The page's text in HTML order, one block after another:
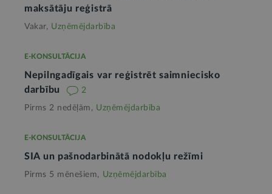
maksātāju reģistrā
Vakar, Uzņēmējdarbība
E-KONSULTĀCIJA
Nepilngadīgais var reģistrēt saimniecisko
darbību
2
Pirms 2 nedēļām, Uzņēmējdarbība
E-KONSULTĀCIJA
SIA un pašnodarbinātā nodokļu režīmi
Pirms 5 mēnešiem, Uzņēmējdarbība